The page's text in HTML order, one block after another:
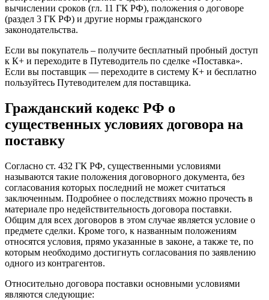
вычислении сроков (гл. 11 ГК РФ), положения о договоре
(раздел 3 ГК РФ) и другие нормы гражданского
законодательства.
Если вы покупатель – получите бесплатный пробный доступ
к К+ и переходите в Путеводитель по сделке «Поставка».
Если вы поставщик — переходите в систему К+ и бесплатно
пользуйтесь Путеводителем для поставщика.
Гражданский кодекс РФ о
существенных условиях договора на
поставку
Согласно ст. 432 ГК РФ, существенными условиями
называются такие положения договорного документа, без
согласования которых последний не может считаться
заключенным. Подробнее о последствиях можно прочесть в
материале про недействительность договора поставки.
Общим для всех договоров в этом случае является условие о
предмете сделки. Кроме того, к названным положениям
относятся условия, прямо указанные в законе, а также те, по
которым необходимо достигнуть согласования по заявлению
одного из контрагентов.
Относительно договора поставки основными условиями
являются следующие: